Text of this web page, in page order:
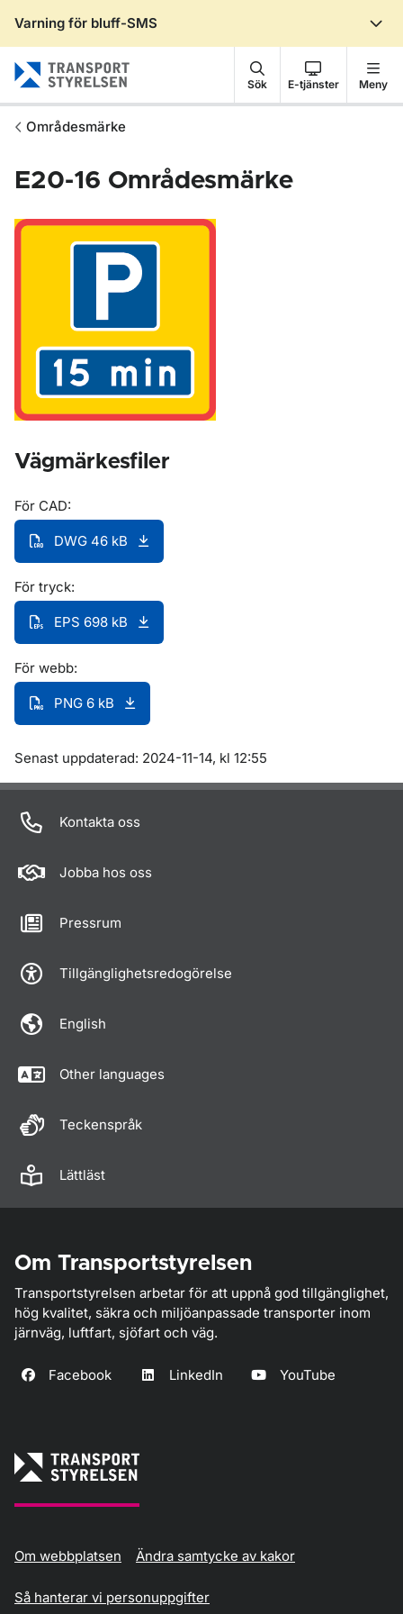
Varning för bluff-SMS
Sök E-tjänster Meny
Områdesmärke
E20-16 Områdesmärke
Vägmärkesfiler
För CAD:
DWG 46 kB
För tryck:
EPS 698 kB
För webb:
PNG 6 kB
Om sidan
Senast uppdaterad: 2024-11-14, kl 12:55
Kontakta oss
Jobba hos oss
Pressrum
Tillgänglighetsredogörelse
English
Other languages
Teckenspråk
Lättläst
Om Transportstyrelsen
Transportstyrelsen arbetar för att uppnå god tillgänglighet,
hög kvalitet, säkra och miljöanpassade transporter inom
järnväg, luftfart, sjöfart och väg.
Facebook LinkedIn YouTube
Om webbplatsen Ändra samtycke av kakor
Så hanterar vi personuppgifter